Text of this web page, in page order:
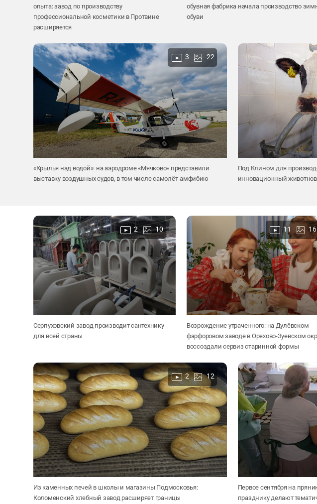
опыта: завод по производству
профессиональной косметики в Протвине
расширяется
обувная фабрика начала производство
обуви
3 22
«Крылья над водой»: на аэродроме «Мячково» представили
выставку воздушных судов, в том числе самолёт-амфибию
Под Клином для
инновационный
2 10
Серпуховский завод производит сантехнику
для всей страны
11 16
Возрождение утраченного: на Дулёвском
фарфоровом заводе в Орехово-Зуевском
воссоздали сервиз старинной формы
2 12
Из каменных печей в школы и магазины Подмосковья:
Коломенский хлебный завод расширяет границы
Первое сентября на
празднику делают